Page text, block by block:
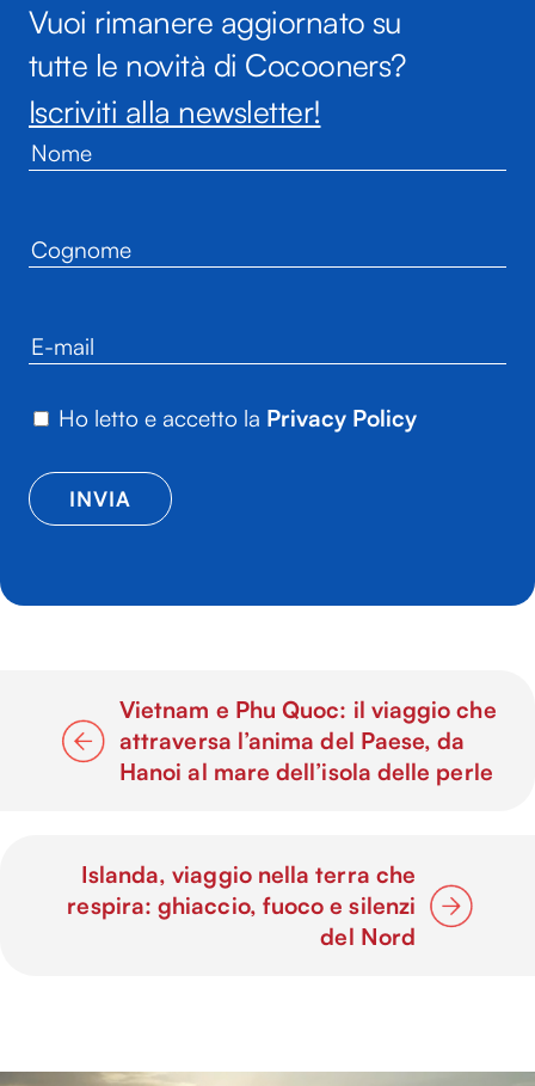
Vuoi rimanere aggiornato su
tutte le novità di Cocooners?
Iscriviti alla newsletter!
Ho letto e accetto la Privacy Policy
Vietnam e Phu Quoc: il viaggio che
attraversa l’anima del Paese, da
Hanoi al mare dell’isola delle perle
Islanda, viaggio nella terra che
respira: ghiaccio, fuoco e silenzi
del Nord